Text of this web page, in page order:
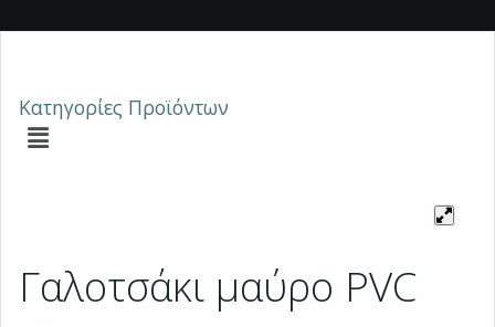
Κατηγορίες Προϊόντων
Γαλοτσάκι μαύρο PVC